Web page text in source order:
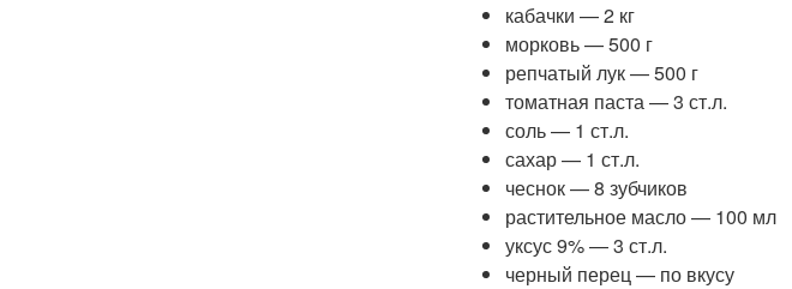
кабачки — 2 кг
морковь — 500 г
репчатый лук — 500 г
томатная паста — 3 ст.л.
соль — 1 ст.л.
сахар — 1 ст.л.
чеснок — 8 зубчиков
растительное масло — 100 мл
уксус 9% — 3 ст.л.
черный перец — по вкусу